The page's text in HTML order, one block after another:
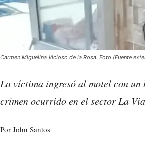
Carmen Miguelina Vicioso de la Rosa. Foto (Fuente
La víctima ingresó al motel con
crimen ocurrido en el sector La
Por John Santos